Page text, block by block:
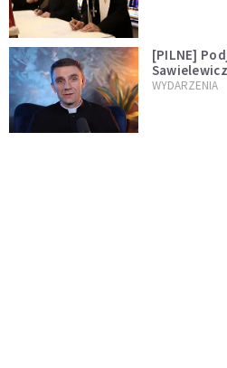
[PILNE]
mediach
WYDARZENIA